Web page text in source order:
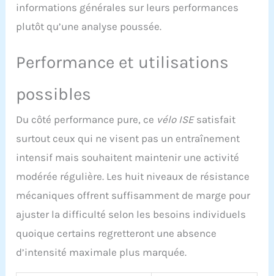
allongée pour un meilleur
confort. Pédales
semi allongé
transport vous
permettent déplacer vélo
couché d
appartement/vélo semi
rapidement.
【A
PROPOS DE NOUS】Établi
ISEdispose d’un service
clientèle et d’une équipe
des questions sur velo
informations générales sur leurs performances
plutôt qu’une analyse poussée.
Performance et utilisations
possibles
Du côté performance pure, ce vélo ISEsatisfait
surtout ceux qui ne visent pas un entraînement
intensif mais souhaitent maintenir une activité
modérée régulière. Les huit niveaux de résistance
mécaniques offrent suffisamment de marge pour
ajuster la difficulté selon les besoins individuels
quoique certains regretteront une absence
d’intensité maximale plus marquée.